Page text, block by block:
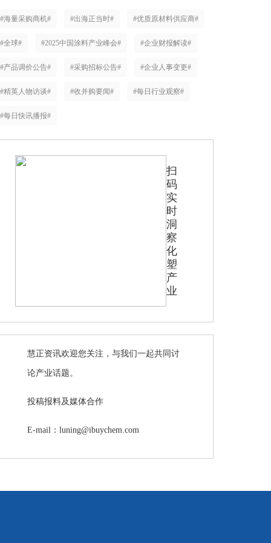
#海量采购商机# #出海正当时# #优质原材料供应商#
#全球# #2025中国涂料产业峰会# #企业财报解读#
#产品调价公告# #采购招标公告# #企业人事变更#
#精英人物访谈# #收并购要闻# #每日行业观察#
#每日快讯播报#
扫
码
实
时
洞
察
化
塑
产
业
慧正资讯欢迎您关注，与我们一起共同讨
论产业话题。
投稿报料及媒体合作
E-mail：luning@ibuychem.com